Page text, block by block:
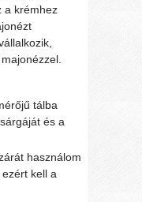
a krémhez
tálba
és a
használom
kell a